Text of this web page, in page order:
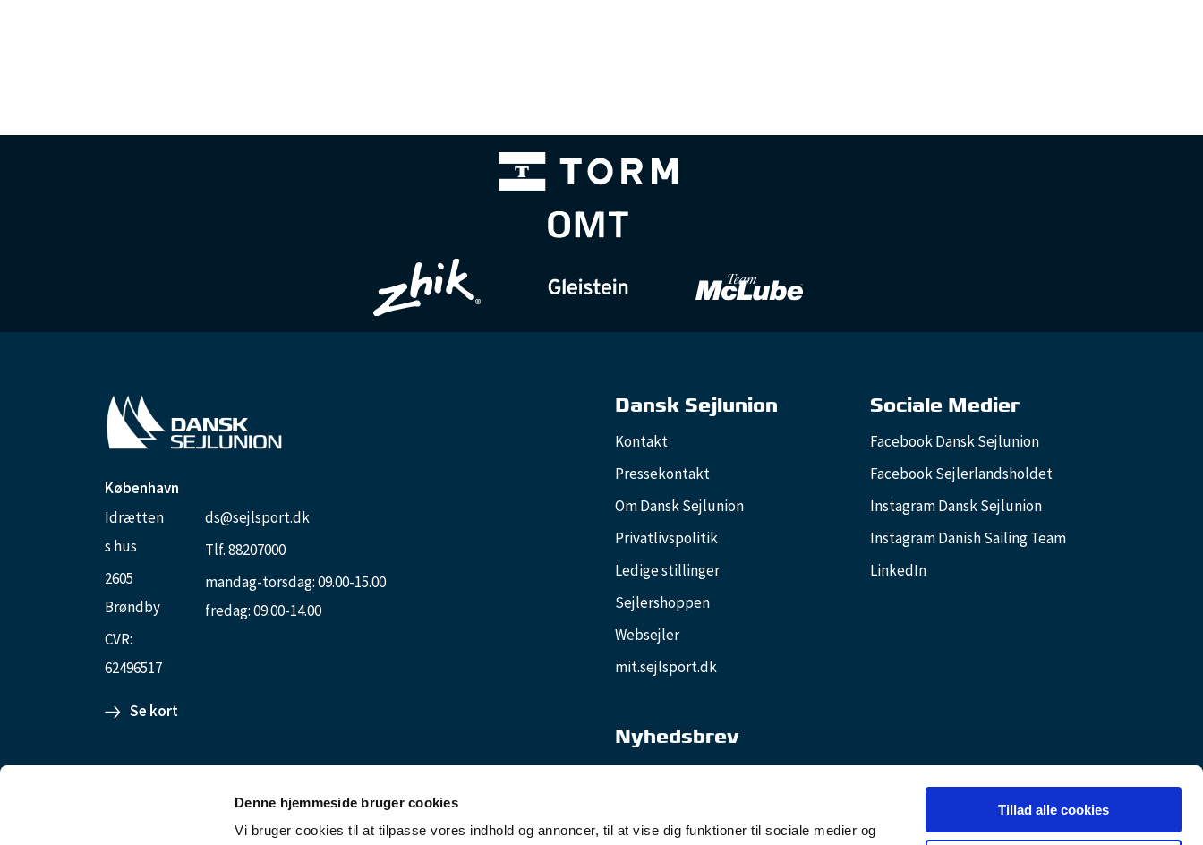
Denne hjemmeside bruger cookies
Vi bruger cookies til at tilpasse vores indhold og annoncer, til at vise dig funktioner til sociale medier og
Tillad alle cookies
København
Idrætten
s hus
2605
Brøndby
CVR:
62496517
ds@sejlsport.dk
Tlf. 88207000
mandag-torsdag: 09.00-15.00
fredag: 09.00-14.00
Se kort
Ester Aggebosgade 80
Dansk Sejlunion
Kontakt
Pressekontakt
Om Dansk Sejlunion
Privatlivspolitik
Ledige stillinger
Sejlershoppen
Websejler
mit.sejlsport.dk
Sociale Medier
Facebook Dansk Sejlunion
Facebook Sejlerlandsholdet
Instagram Dansk Sejlunion
Instagram Danish Sailing Team
LinkedIn
Nyhedsbrev